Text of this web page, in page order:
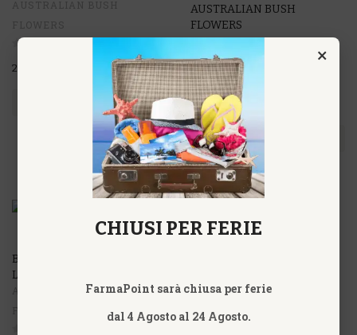
24,90€
AUSTRALIAN BUSH
FLOWERS
AUSTRALIAN BUSH
FLOWERS
24,90€
ACQUISTA
BUSH FUCHSIA - EPACRIS
LONGIFLORA
AUSTRALIAN BUSH
AUSTRALIAN BUSH
FLOWERS
×
CHIUSI PER FERIE
FarmaPoint sarà chiusa per ferie
dal 4 Agosto al 24 Agosto.